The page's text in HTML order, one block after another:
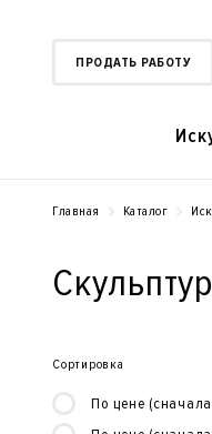
ПРОДАТЬ РАБОТУ
Главная Каталог
Сортировка
По цене